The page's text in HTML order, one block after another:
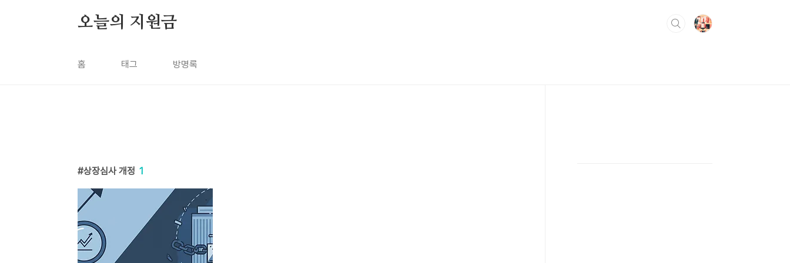
오늘의 지원금
홈 태그 방명록
상장심사 개정 1